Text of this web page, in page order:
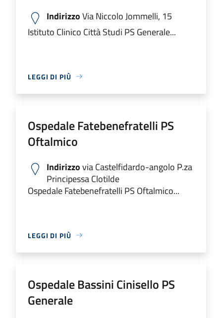
IndirizzoVia Niccolo Jommelli, 15
Istituto Clinico Città Studi PS Generale...
LEGGI DI PIÙ
Ospedale Fatebenefratelli PS
Oftalmico
Indirizzovia Castelfidardo-angolo P.za
Principessa Clotilde
Ospedale Fatebenefratelli PS Oftalmico...
LEGGI DI PIÙ
Ospedale Bassini Cinisello PS
Generale